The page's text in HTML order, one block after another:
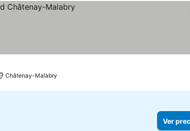
Châtenay-Malabry
Ver